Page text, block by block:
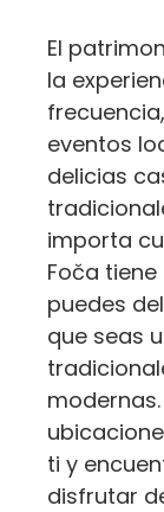
El
la
eventos
delicias
importa
Foča
puedes
que seas
ti y
disfrutar